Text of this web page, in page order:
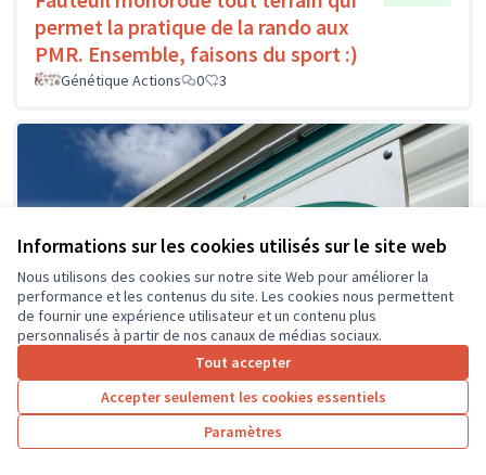
Informations sur les cookies utilisés sur le site web
Nous utilisons des cookies sur notre site Web pour améliorer la
performance et les contenus du site. Les cookies nous permettent
de fournir une expérience utilisateur et un contenu plus
personnalisés à partir de nos canaux de médias sociaux.
Tout accepter
Accepter seulement les cookies essentiels
Paramètres
permet la pratique de la rando aux
PMR. Ensemble, faisons du sport :)
Génétique Actions 0 3